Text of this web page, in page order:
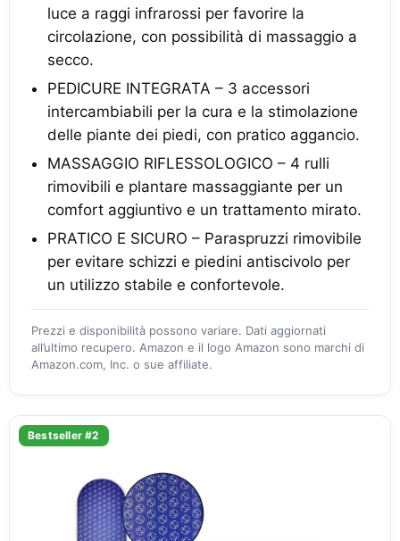
luce a raggi infrarossi per favorire la
circolazione, con possibilità di massaggio a
secco.
PEDICURE INTEGRATA – 3 accessori
intercambiabili per la cura e la stimolazione
delle piante dei piedi, con pratico aggancio.
MASSAGGIO RIFLESSOLOGICO – 4 rulli
rimovibili e plantare massaggiante per un
comfort aggiuntivo e un trattamento mirato.
PRATICO E SICURO – Paraspruzzi rimovibile
per evitare schizzi e piedini antiscivolo per
un utilizzo stabile e confortevole.
Prezzi e disponibilità possono variare. Dati aggiornati
all’ultimo recupero. Amazon e il logo Amazon sono marchi di
Amazon.com, Inc. o sue affiliate.
Bestseller #2